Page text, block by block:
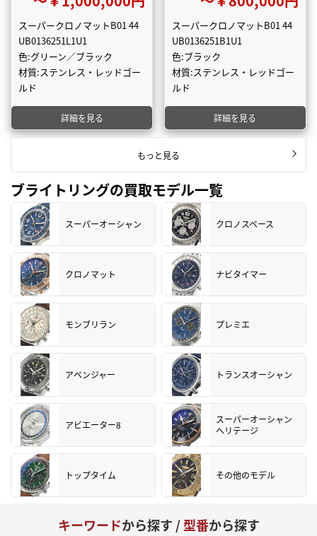
スーパークロノマットB01 44
UB0136251L1U1
色:グリーン／ブラック
材質:ステンレス・レッドゴー
ルド
詳細を見る
スーパークロノマットB01 44
UB0136251B1U1
色:ブラック
材質:ステンレス・レッドゴー
ルド
詳細を見る
もっと見る
ブライトリングの買取モデル一覧
スーパーオーシャン クロノスペース
クロノマット ナビタイマー
モンブリラン プレミエ
アベンジャー トランスオーシャン
アビエーター8
スーパーオーシャン
ヘリテージ
トップタイム その他のモデル
キーワードから探す /型番から探す